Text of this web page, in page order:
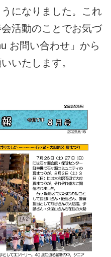
になりました。これ
活動のことでお気づ
お問い合わせ」から
いたします。